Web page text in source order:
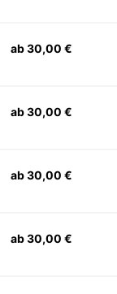
ab 30,00 €
ab 30,00 €
ab 30,00 €
ab 30,00 €